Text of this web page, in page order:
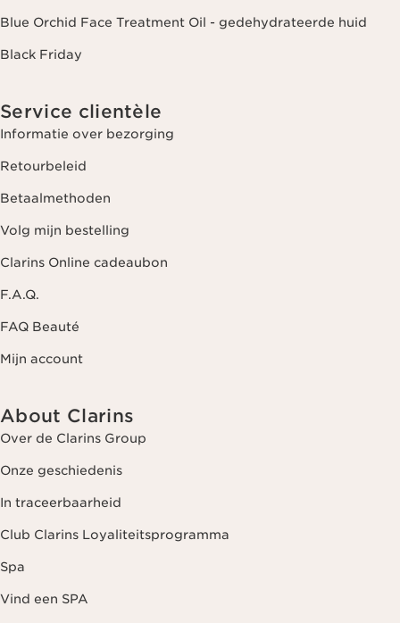
Blue Orchid Face Treatment Oil - gedehydrateerde huid
Black Friday
Service clientèle
Informatie over bezorging
Retourbeleid
Betaalmethoden
Volg mijn bestelling
Clarins Online cadeaubon
F.A.Q.
FAQ Beauté
Mijn account
About Clarins
Over de Clarins Group
Onze geschiedenis
In traceerbaarheid
Club Clarins Loyaliteitsprogramma
Spa
Vind een SPA